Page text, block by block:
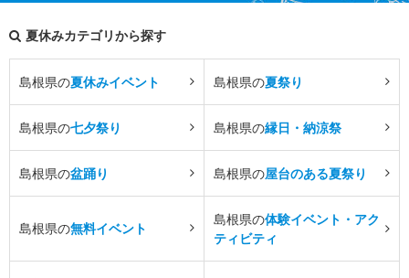
夏休みカテゴリから探す
島根県の夏休みイベント 島根県の夏祭り
島根県の七夕祭り 島根県の縁日・納涼祭
島根県の盆踊り 島根県の屋台のある夏祭り
島根県の無料イベント
島根県の体験イベント・アク
ティビティ